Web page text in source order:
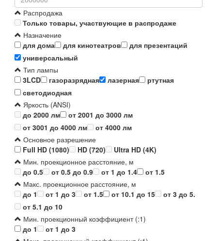
Распродажа
Только товары, участвующие в распродаже
Назначение
для дома
для кинотеатров
для презентаций
универсальный
Тип лампы
3LCD
газоразрядная лазерная
ртутная
светодиодная
Яркость (ANSI)
до 2000 лм
от 2001 до 3000 лм
от 3001 до 4000 лм
от 4000 лм
Основное разрешение
Full HD (1080)
HD (720)
Ultra HD (4K)
Мин. проекционное расстояние, м
до 0.5
от 0.5 до 0.9 от 1 до 1.4
от 1.5
Макс. проекционное расстояние, м
до 1
от 1 до 3 от 1.5 от 10.1 до 15
от 3 до 5.
от 5.1 до 10
Мин. проекционный коэффициент (:1)
до 1
от 1 до 3